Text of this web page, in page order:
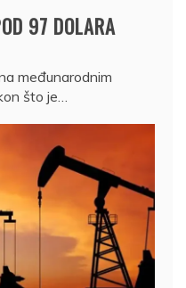
97 DOLARA
međunarodnim
što je…